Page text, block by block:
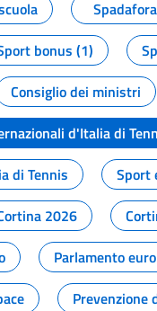
Spadafora
bonus (1)
Consiglio dei ministri
d'Italia di
di Tennis Sport
2026
Parlamento
Prevenzione